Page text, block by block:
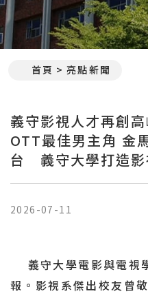
首頁 亮點新聞
義守影視人才再創
OTT最佳男主角 金
台 義守大學打造影
2026-07-11
義守大學電影與電視
報。影視系傑出校友曾